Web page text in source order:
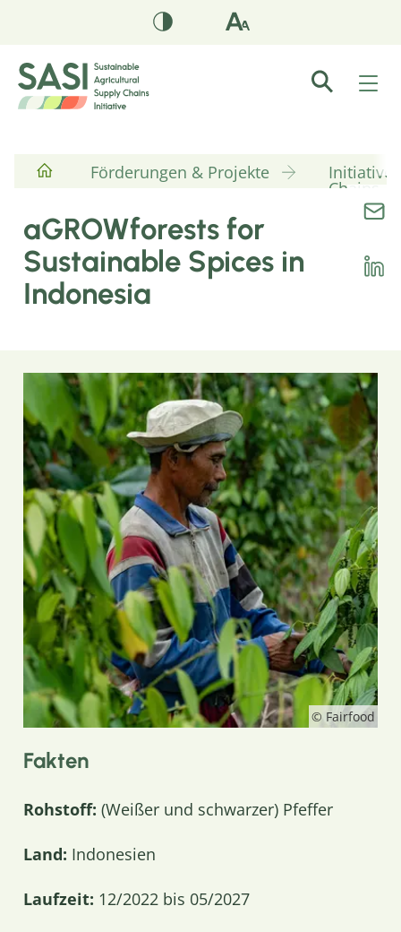
Förderungen & Projekte Initiative
Chains
aGROWforests for
Sustainable Spices in
Indonesia
© Fairfood
Fakten
Rohstoff: (Weißer und schwarzer) Pfeffer
Land: Indonesien
Laufzeit: 12/2022 bis 05/2027